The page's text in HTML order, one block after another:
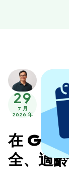
29
7 月
2026 年
在
全、適